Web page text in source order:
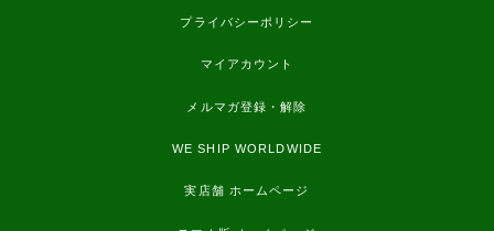
プライバシーポリシー
マイアカウント
メルマガ登録・解除
WE SHIP WORLDWIDE
実店舗 ホームページ